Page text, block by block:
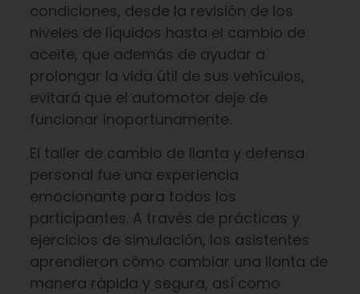
condiciones, desde la revisión de los
niveles de líquidos hasta el cambio de
aceite, que además de ayudar a
prolongar la vida útil de sus vehículos,
evitará que el automotor deje de
funcionar inoportunamente.
El taller de cambio de llanta y defensa
personal fue una experiencia
emocionante para todos los
participantes. A través de prácticas y
ejercicios de simulación, los asistentes
aprendieron cómo cambiar una llanta de
manera rápida y segura, así como